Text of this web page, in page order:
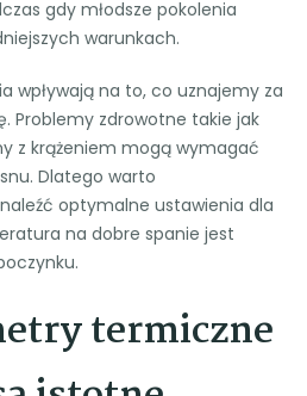
gdy młodsze pokolenia
warunkach.
wpływają na to, co uznajemy za
Problemy zdrowotne takie jak
z krążeniem mogą wymagać
Dlatego warto
optymalne ustawienia dla
na dobre spanie jest
termiczne